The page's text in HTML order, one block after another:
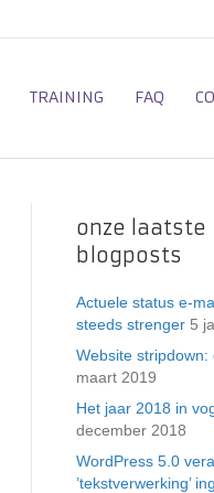
TRAINING FAQ
onze laatste
blogposts
Actuele status e-
steeds strenger 5
Website stripdown:
maart 2019
Het jaar 2018 in
december 2018
WordPress 5.0
’tekstverwerking’